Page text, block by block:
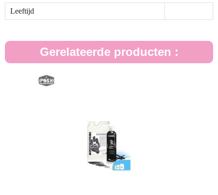
Leeftijd
Gerelateerde producten :